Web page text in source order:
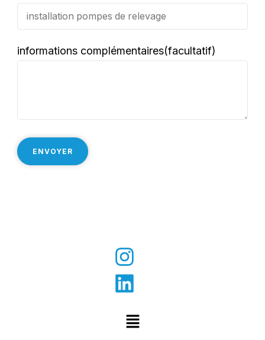
informations complémentaires(facultatif)
Suivez nous sur les réseaux :